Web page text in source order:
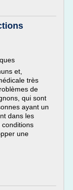
et,
très
de
qui sont
ayant un
dans les
une